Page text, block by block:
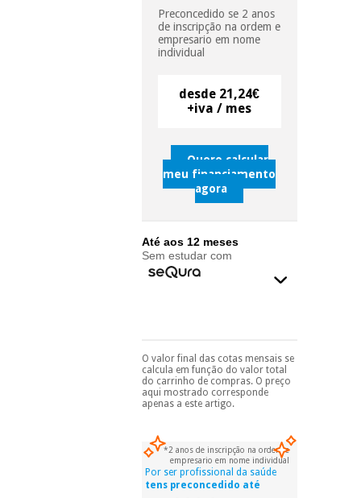
Preconcedido se 2 anos
de inscripção na ordem e
empresario em nome
individual
desde 21,24€
+iva / mes
Quero calcular
meu financiamento
agora
Até aos 12 meses
Sem estudar com
Pode escolhê-lo no final
do processo de compra,
ao escolher o método de
pagamento.Só
precisará do seu
identificação,
número de
telemóvel e número
de cartão.
O valor final das cotas mensais se
calcula em função do valor total
do carrinho de compras. O preço
aqui mostrado corresponde
apenas a este artigo.
*2 anos de inscripção na ordem e
empresario em nome individual
Por ser profissional da saúde
tens preconcedido até